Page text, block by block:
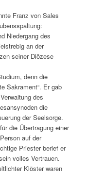
Franz von Sales
Niedergang des
an der
seiner Diözese
denn die
Sakrament“. Er gab
des
die
der Seelsorge.
die Übertragung einer
auf der
Priester berief er
volles Vertrauen.
Klöster waren